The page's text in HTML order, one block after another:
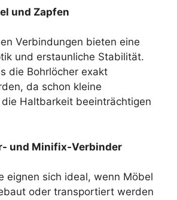
und Zapfen
Verbindungen bieten eine
und erstaunliche Stabilität.
die Bohrlöcher exakt
da schon kleine
Haltbarkeit beeinträchtigen
und Minifix-Verbinder
eignen sich ideal, wenn Möbel
oder transportiert werden